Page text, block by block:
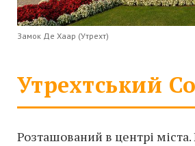
Замок Де Хаар (Утрехт)
Утрехтський
Розташований в центрі